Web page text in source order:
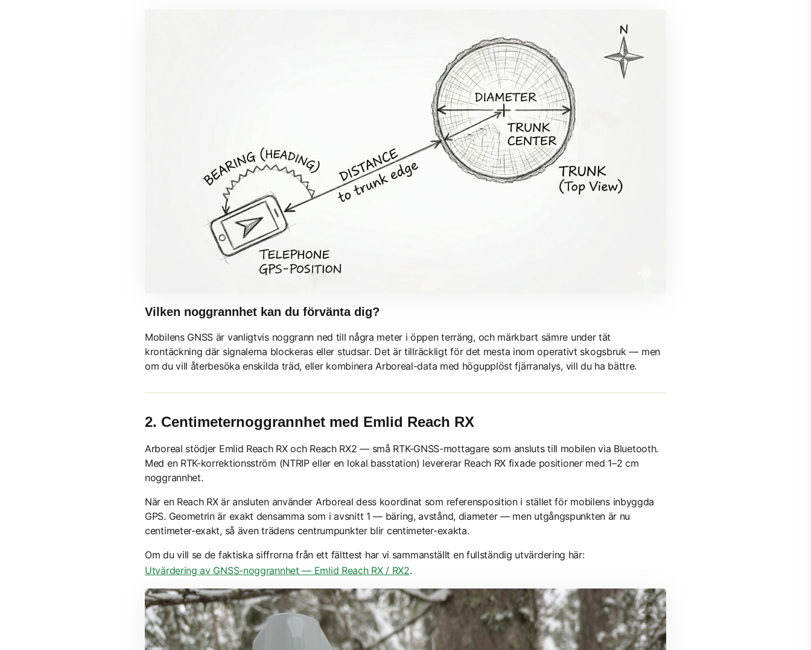
Vilken noggrannhet kan du förvänta dig?
Mobilens GNSS är vanligtvis noggrann ned till några meter i öppen terräng, och märkbart sämre under tät
krontäckning där signalerna blockeras eller studsar. Det är tillräckligt för det mesta inom operativt skogsbruk — men
om du vill återbesöka enskilda träd, eller kombinera Arboreal-data med högupplöst fjärranalys, vill du ha bättre.
2. Centimeternoggrannhet med Emlid Reach RX
Arboreal stödjer Emlid Reach RX och Reach RX2 — små RTK-GNSS-mottagare som ansluts till mobilen via Bluetooth.
Med en RTK-korrektionsström (NTRIP eller en lokal basstation) levererar Reach RX fixade positioner med 1–2 cm
noggrannhet.
När en Reach RX är ansluten använder Arboreal dess koordinat som referensposition i stället för mobilens inbyggda
GPS. Geometrin är exakt densamma som i avsnitt 1 — bäring, avstånd, diameter — men utgångspunkten är nu
centimeter-exakt, så även trädens centrumpunkter blir centimeter-exakta.
Om du vill se de faktiska siffrorna från ett fälttest har vi sammanställt en fullständig utvärdering här:
Utvärdering av GNSS-noggrannhet — Emlid Reach RX / RX2.